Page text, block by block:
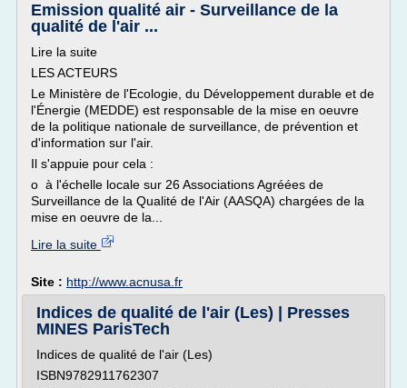
Emission qualité air - Surveillance de la
qualité de l'air ...
Lire la suite
LES ACTEURS
Le Ministère de l'Ecologie, du Développement durable et de
l'Énergie (MEDDE) est responsable de la mise en oeuvre
de la politique nationale de surveillance, de prévention et
d'information sur l'air.
Il s'appuie pour cela :
o à l'échelle locale sur 26 Associations Agréées de
Surveillance de la Qualité de l'Air (AASQA) chargées de la
mise en oeuvre de la...
Lire la suite
Site : http://www.acnusa.fr
Indices de qualité de l'air (Les) | Presses
MINES ParisTech
Indices de qualité de l'air (Les)
ISBN9782911762307